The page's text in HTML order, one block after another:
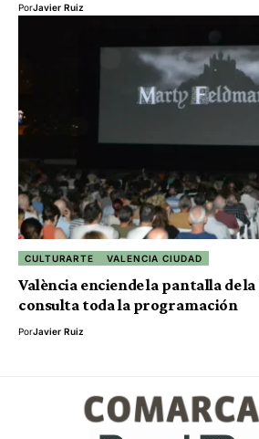
PorJavier Ruiz
CULTURARTE VALENCIA CIUDAD
València enciende la pantalla de
consulta toda la programación
PorJavier Ruiz